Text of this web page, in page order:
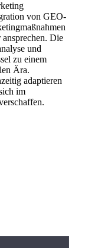
von GEO-
Die
und
zu einem
Ära.
adaptieren
im